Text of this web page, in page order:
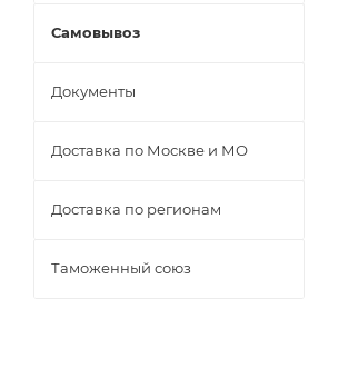
Самовывоз
Документы
Доставка по Москве и МО
Доставка по регионам
Таможенный союз